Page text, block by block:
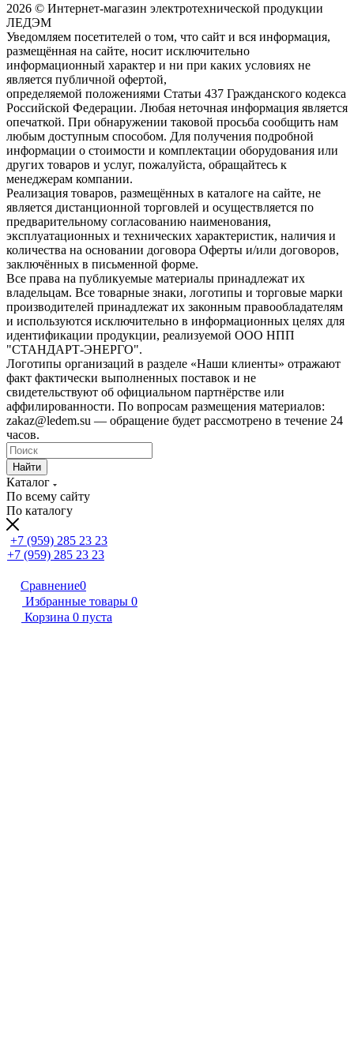
2026 © Интернет-магазин электротехнической продукции
ЛЕДЭМ
Уведомляем посетителей о том, что сайт и вся информация,
размещённая на сайте, носит исключительно
информационный характер и ни при каких условиях не
является публичной офертой,
определяемой положениями Статьи 437 Гражданского кодекса
Российской Федерации. Любая неточная информация является
опечаткой. При обнаружении таковой просьба сообщить нам
любым доступным способом. Для получения подробной
информации о стоимости и комплектации оборудования или
других товаров и услуг, пожалуйста, обращайтесь к
менеджерам компании.
Реализация товаров, размещённых в каталоге на сайте, не
является дистанционной торговлей и осуществляется по
предварительному согласованию наименования,
эксплуатационных и технических характеристик, наличия и
количества на основании договора Оферты и/или договоров,
заключённых в письменной форме.
Все права на публикуемые материалы принадлежат их
владельцам. Все товарные знаки, логотипы и торговые марки
производителей принадлежат их законным правообладателям
и используются исключительно в информационных целях для
идентификации продукции, реализуемой ООО НПП
"СТАНДАРТ-ЭНЕРГО".
Логотипы организаций в разделе «Наши клиенты» отражают
факт фактически выполненных поставок и не
свидетельствуют об официальном партнёрстве или
аффилированности. По вопросам размещения материалов:
zakaz@ledem.su — обращение будет рассмотрено в течение 24
часов.
Найти
Каталог
По всему сайту
По каталогу
+7 (959) 285 23 23
+7 (959) 285 23 23
Сравнение0
Избранные товары 0
Корзина 0 пуста